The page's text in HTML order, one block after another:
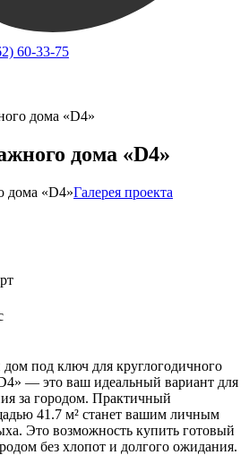
60-33-75
дома «D4»
дома «D4»
Галерея проекта
под ключ для круглогодичного
— это ваш идеальный вариант для
за городом. Практичный
41.7 м² станет вашим личным
Это возможность купить готовый
без хлопот и долгого ожидания.